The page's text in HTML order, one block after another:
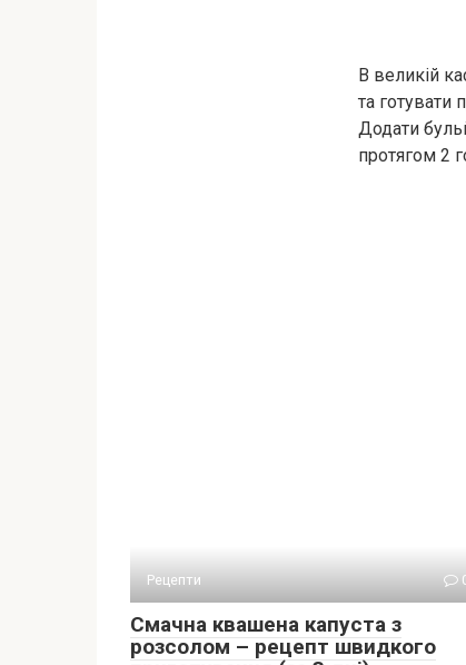
В великій
та готувати
Додати
протягом 2
Рецепти
Смачна квашена капуста з
розсолом – рецепт швидкого